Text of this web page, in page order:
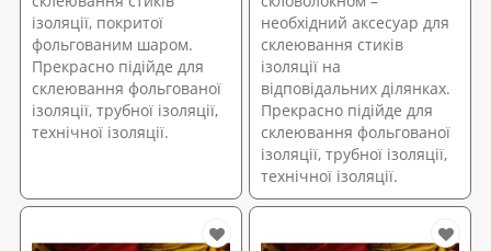
ізоляції, покритої
фольгованим шаром.
Прекрасно підійде для
склеювання фольгованої
ізоляції, трубної ізоляції,
технічної ізоляції.
необхідний аксесуар для
склеювання стиків
ізоляції на
відповідальних ділянках.
Прекрасно підійде для
склеювання фольгованої
ізоляції, трубної ізоляції,
технічної ізоляції.